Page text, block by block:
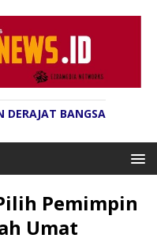
DERAJAT BANGSA
Pemimpin
Umat